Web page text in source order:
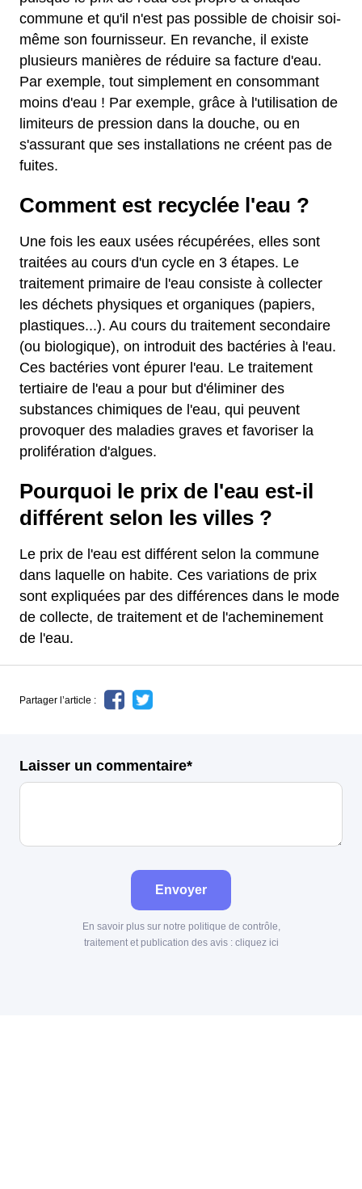
commune et qu'il n'est pas possible de choisir soi-
même son fournisseur. En revanche, il existe
plusieurs manières de réduire sa facture d'eau.
Par exemple, tout simplement en consommant
moins d'eau ! Par exemple, grâce à l'utilisation de
limiteurs de pression dans la douche, ou en
s'assurant que ses installations ne créent pas de
fuites.
Comment est recyclée l'eau ?
Une fois les eaux usées récupérées, elles sont
traitées au cours d'un cycle en 3 étapes. Le
traitement primaire de l'eau consiste à collecter
les déchets physiques et organiques (papiers,
plastiques...). Au cours du traitement secondaire
(ou biologique), on introduit des bactéries à l'eau.
Ces bactéries vont épurer l'eau. Le traitement
tertiaire de l'eau a pour but d'éliminer des
substances chimiques de l'eau, qui peuvent
provoquer des maladies graves et favoriser la
prolifération d'algues.
Pourquoi le prix de l'eau est-il
différent selon les villes ?
Le prix de l'eau est différent selon la commune
dans laquelle on habite. Ces variations de prix
sont expliquées par des différences dans le mode
de collecte, de traitement et de l'acheminement
de l'eau.
Partager l’article :
Laisser un commentaire*
Envoyer
En savoir plus sur notre politique de contrôle,
traitement et publication des avis : cliquez ici